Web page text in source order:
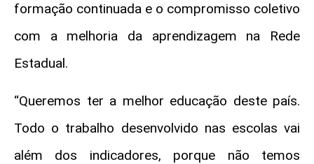
formação continuada e o compromisso coletivo
com a melhoria da aprendizagem na Rede
Estadual.
“Queremos ter a melhor educação deste país.
Todo o trabalho desenvolvido nas escolas vai
além dos indicadores, porque não temos